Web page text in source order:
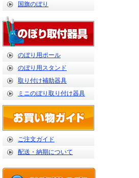
国旗のぼり
のぼり用ポール
のぼり用スタンド
取り付け補助器具
ミニのぼり取り付け器具
ご注文ガイド
配送・納期について